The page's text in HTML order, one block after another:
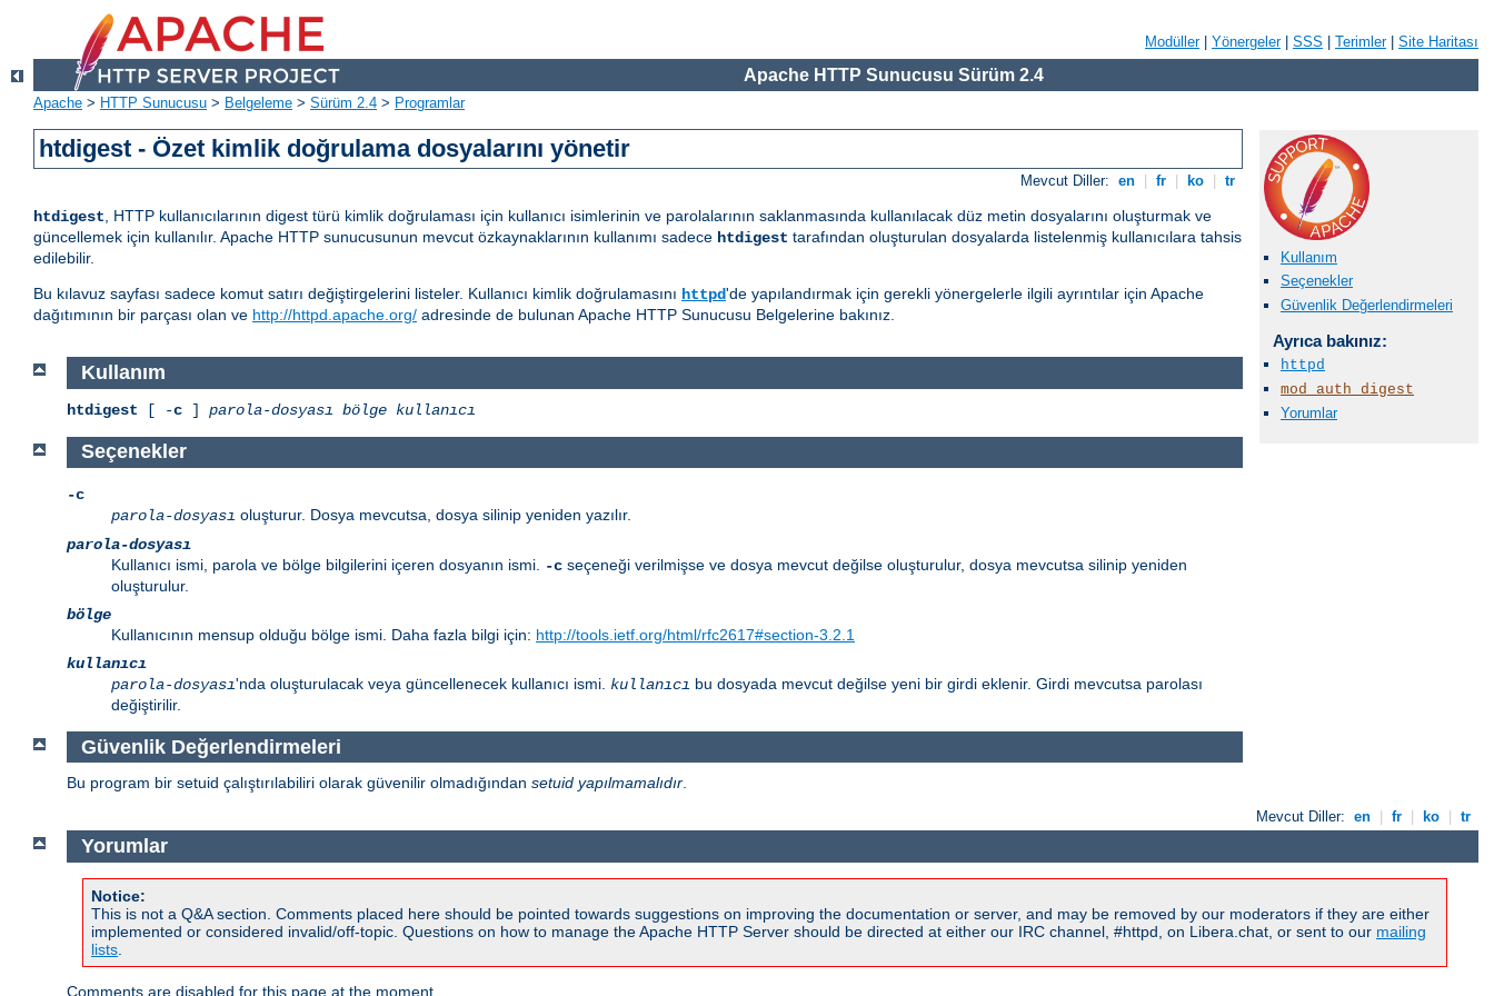
Modüller| Yönergeler| SSS Terimler| Site Haritası
Apache HTTP Sunucusu Sürüm 2.4
Apache > HTTP Sunucusu > Belgeleme > Sürüm 2.4 > Programlar
htdigest - Özet kimlik doğrulama dosyalarını yönetir
Mevcut Diller: en fr ko tr
htdigest, HTTP kullanıcılarının digest türü kimlik doğrulaması için kullanıcı isimlerinin ve parolalarının saklanmasında kullanılacak düz metin dosyalarını oluşturmak ve
güncellemek için kullanılır. Apache HTTP sunucusunun mevcut özkaynaklarının kullanımı sadece htdigest tarafından oluşturulan dosyalarda listelenmiş kullanıcılara tahsis
edilebilir.
Bu kılavuz sayfası sadece komut satırı değiştirgelerini listeler. Kullanıcı kimlik doğrulamasını httpd'de yapılandırmak için gerekli yönergelerle ilgili ayrıntılar için Apache
dağıtımının bir parçası olan ve http://httpd.apache.org/ adresinde de bulunan Apache HTTP Sunucusu Belgelerine bakınız.
Kullanım
Seçenekler
Güvenlik Değerlendirmeleri
Ayrıca bakınız:
httpd
mod_auth_digest
Yorumlar
Kullanım
htdigest [ -c ] parola-dosyası bölge kullanıcı
Seçenekler
-c
parola-dosyası oluşturur. Dosya mevcutsa, dosya silinip yeniden yazılır.
parola-dosyası
Kullanıcı ismi, parola ve bölge bilgilerini içeren dosyanın ismi.
-c seçeneği verilmişse ve dosya mevcut değilse oluşturulur, dosya mevcutsa silinip yeniden
oluşturulur.
bölge
Kullanıcının mensup olduğu bölge ismi. Daha fazla bilgi için: http://tools.ietf.org/html/rfc2617#section-3.2.1
kullanıcı
parola-dosyası'nda oluşturulacak veya güncellenecek kullanıcı ismi. kullanıcı bu dosyada mevcut değilse yeni bir girdi eklenir. Girdi mevcutsa parolası
değiştirilir.
Güvenlik Değerlendirmeleri
Bu program bir setuid çalıştırılabiliri olarak güvenilir olmadığından setuid yapılmamalıdır.
Mevcut Diller: en fr ko tr
Yorumlar
Notice:
This is not a Q&A section. Comments placed here should be pointed towards suggestions on improving the documentation or server, and may be removed by our moderators if they are either
implemented or considered invalid/off-topic. Questions on how to manage the Apache HTTP Server should be directed at either our IRC channel, #httpd, on Libera.chat, or sent to our mailing
lists
Comments are disabled for this page at the moment.